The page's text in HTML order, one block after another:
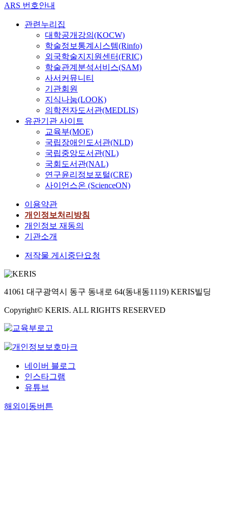
ARS 번호안내
관련누리집
대학공개강의(KOCW)
학술정보통계시스템(Rinfo)
외국학술지지원센터(FRIC)
학술관계분석서비스(SAM)
사서커뮤니티
기관회원
지식나눔(LOOK)
의학전자도서관(MEDLIS)
유관기관 사이트
교육부(MOE)
국립장애인도서관(NLD)
국립중앙도서관(NL)
국회도서관(NAL)
연구윤리정보포털(CRE)
사이언스온 (ScienceON)
이용약관
개인정보처리방침
개인정보 재동의
기관소개
저작물 게시중단요청
41061 대구광역시 동구 동내로 64(동내동1119) KERIS빌딩
Copyright© KERIS. ALL RIGHTS RESERVED
네이버 블로그
인스타그램
유튜브
해외이동버튼